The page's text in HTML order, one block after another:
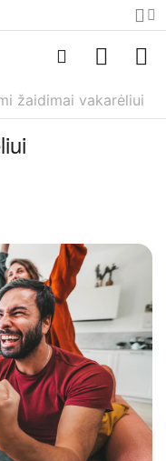
žaidimai vakarėliui